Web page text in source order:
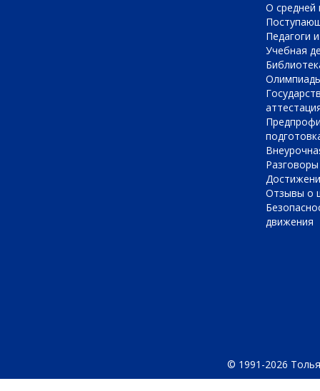
О cредней
Педагоги
Учебная
Отзывы о
движения
© 1991-2026